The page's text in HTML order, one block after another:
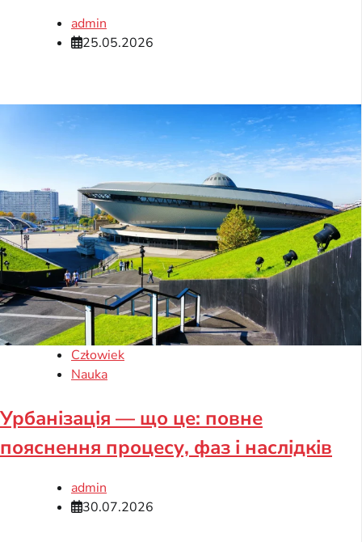
admin
25.05.2026
Człowiek
Nauka
Урбанізація — що це: повне
пояснення процесу, фаз і наслідків
admin
30.07.2026